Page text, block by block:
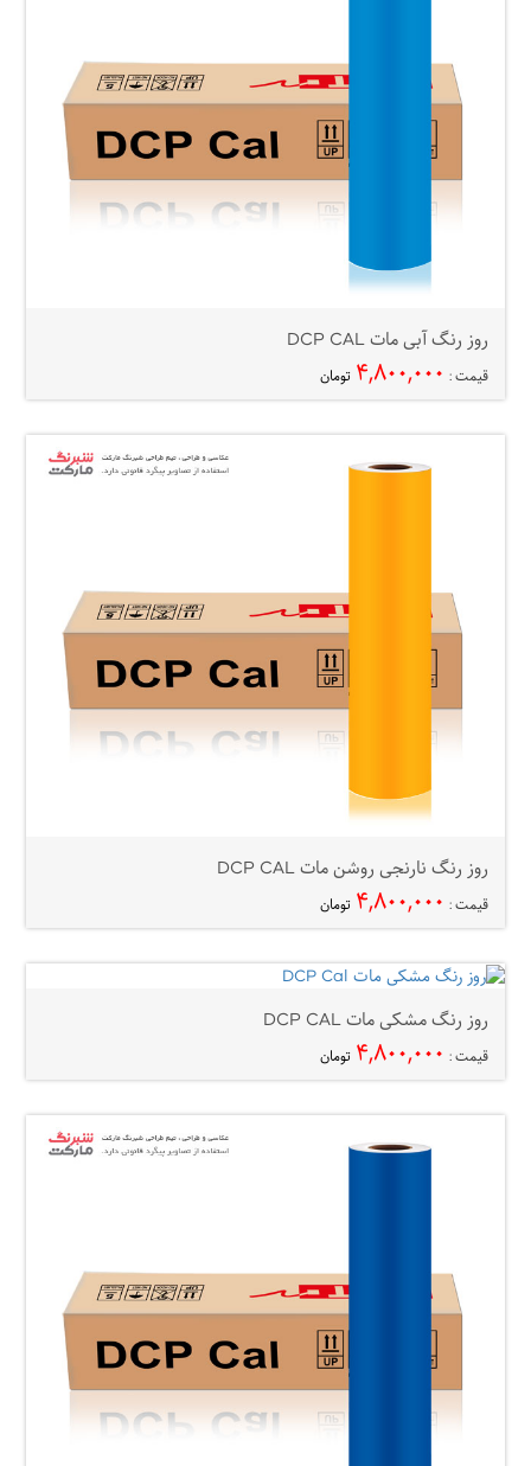
روز رنگ آبی مات DCP CAL
قیمت : ۴,۸۰۰,۰۰۰ تومان
روز رنگ نارنجی روشن مات DCP CAL
قیمت : ۴,۸۰۰,۰۰۰ تومان
روز رنگ مشکی مات DCP CAL
قیمت : ۴,۸۰۰,۰۰۰ تومان